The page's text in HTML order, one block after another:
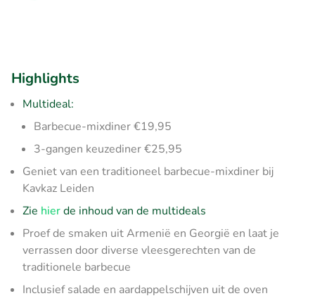
Highlights
Multideal:
Barbecue-mixdiner €19,95
3-gangen keuzediner €25,95
Geniet van een traditioneel barbecue-mixdiner bij
Kavkaz Leiden
Zie hierde inhoud van de multideals
Proef de smaken uit Armenië en Georgië en laat je
verrassen door diverse vleesgerechten van de
traditionele barbecue
Inclusief salade en aardappelschijven uit de oven